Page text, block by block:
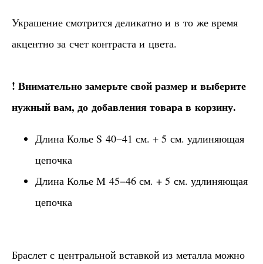
Украшение смотрится деликатно и в то же время
акцентно за счет контраста и цвета.
! Внимательно замерьте свой размер и выберите
нужный вам, до добавления товара в корзину.
Длина Колье S 40−41 см. + 5 см. удлиняющая
цепочка
Длина Колье M 45−46 см. + 5 см. удлиняющая
цепочка
Браслет с центральной вставкой из металла можно